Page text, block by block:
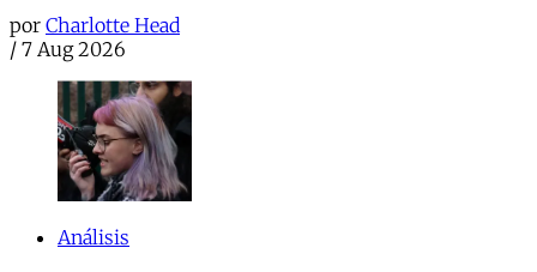
por Charlotte Head
/ 7 Aug 2026
Análisis